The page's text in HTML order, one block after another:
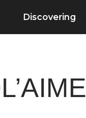
Discovering